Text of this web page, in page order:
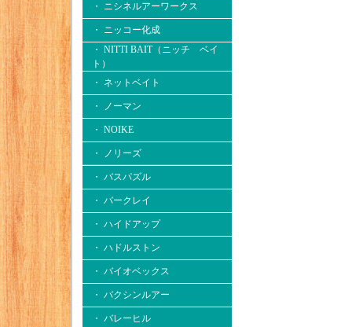
・ ニシネルアーワークス
・ ニッコー化成
・ NITTI BAIT（ニッチ ベイ
ト）
・ ネットベイト
・ ノーマン
・ NOIKE
・ ノリーズ
・ バスパズル
・ バークレイ
・ ハイドアップ
・ ハドルストン
・ バイオベックス
・ バクシンルアー
・ バレーヒル